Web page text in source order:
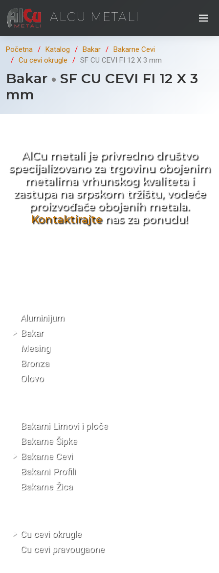
ALCU METALI
Početna Katalog Bakar
Bakarne Cevi
Cu cevi okrugle
SF CU CEVI FI 12 X 3 mm
Bakar
SF CU CEVI FI 12 X 3
mm
AlCu metali je privredno društvo
specijalizovano za trgovinu obojenim
metalima vrhunskog kvaliteta i
zastupa na srpskom tržištu, vodeće
proizvođače obojenih metala.
Kontaktirajtenas za ponudu!
Aluminijum
Bakar
Mesing
Bronza
Olovo
Bakarni Limovi i ploče
Bakarne Šipke
Bakarne Cevi
Bakarni Profili
Bakarne Žica
Cu cevi okrugle
Cu cevi pravougaone